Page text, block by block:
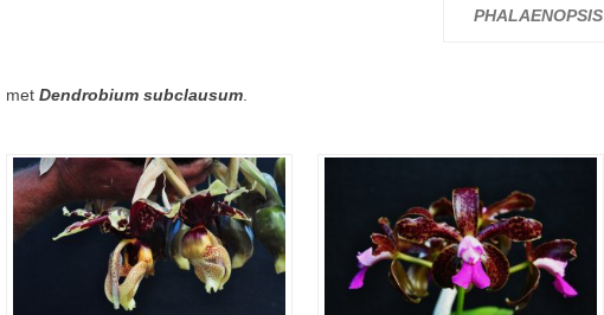
PHALAENOPSIS
met Dendrobium subclausum